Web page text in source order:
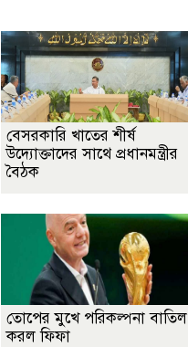
বেসরকারি খাতের শীর্ষ
উদ্যোক্তাদের সাথে প্রধানমন্ত্রীর
বৈঠক
তোপের মুখে পরিকল্পনা বাতিল
করল ফিফা